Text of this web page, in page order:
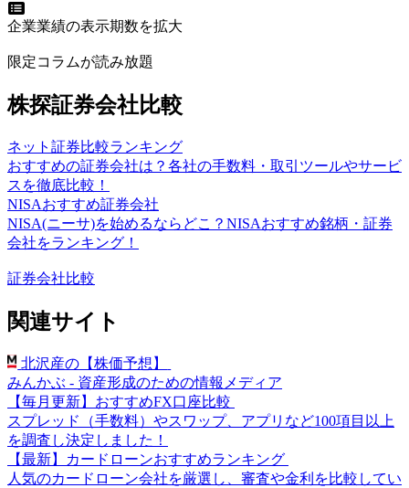
企業業績の表示期数を拡大
限定コラムが読み放題
株探証券会社比較
ネット証券比較ランキング
おすすめの証券会社は？各社の手数料・取引ツールやサービ
スを徹底比較！
NISAおすすめ証券会社
NISA(ニーサ)を始めるならどこ？NISAおすすめ銘柄・証券
会社をランキング！
証券会社比較
関連サイト
北沢産の【株価予想】
みんかぶ - 資産形成のための情報メディア
【毎月更新】おすすめFX口座比較
スプレッド（手数料）やスワップ、アプリなど100項目以上
を調査し決定しました！
【最新】カードローンおすすめランキング
人気のカードローン会社を厳選し、審査や金利を比較してい